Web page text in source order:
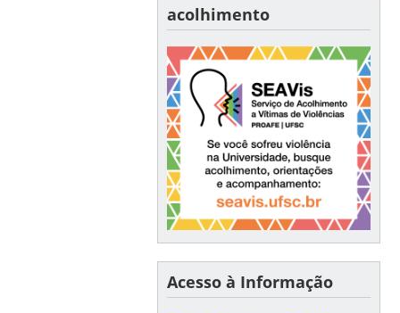
acolhimento
Acesso à Informação